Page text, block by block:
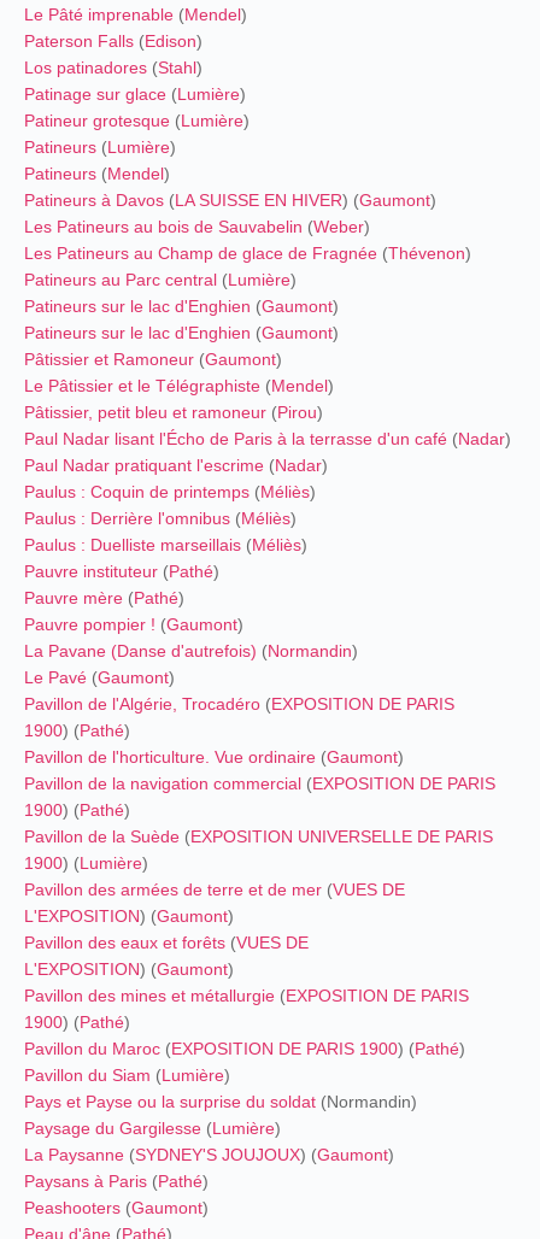
Le Pâté imprenable (Mendel)
Paterson Falls (Edison)
Los patinadores (Stahl)
Patinage sur glace (Lumière)
Patineur grotesque (Lumière)
Patineurs (Lumière)
Patineurs (Mendel)
Patineurs à Davos (LA SUISSE EN HIVER) (Gaumont)
Les Patineurs au bois de Sauvabelin (Weber)
Les Patineurs au Champ de glace de Fragnée (Thévenon)
Patineurs au Parc central (Lumière)
Patineurs sur le lac d'Enghien (Gaumont)
Patineurs sur le lac d'Enghien (Gaumont)
Pâtissier et Ramoneur (Gaumont)
Le Pâtissier et le Télégraphiste (Mendel)
Pâtissier, petit bleu et ramoneur (Pirou)
Paul Nadar lisant l'Écho de Paris à la terrasse d'un café (Nadar)
Paul Nadar pratiquant l'escrime (Nadar)
Paulus : Coquin de printemps (Méliès)
Paulus : Derrière l'omnibus (Méliès)
Paulus : Duelliste marseillais (Méliès)
Pauvre instituteur (Pathé)
Pauvre mère (Pathé)
Pauvre pompier ! (Gaumont)
La Pavane (Danse d'autrefois) (Normandin)
Le Pavé (Gaumont)
Pavillon de l'Algérie, Trocadéro (EXPOSITION DE PARIS
1900) (Pathé)
Pavillon de l'horticulture. Vue ordinaire (Gaumont)
Pavillon de la navigation commercial (EXPOSITION DE PARIS
1900) (Pathé)
Pavillon de la Suède (EXPOSITION UNIVERSELLE DE PARIS
1900) (Lumière)
Pavillon des armées de terre et de mer (VUES DE
L'EXPOSITION) (Gaumont)
Pavillon des eaux et forêts (VUES DE
L'EXPOSITION) (Gaumont)
Pavillon des mines et métallurgie (EXPOSITION DE PARIS
1900) (Pathé)
Pavillon du Maroc (EXPOSITION DE PARIS 1900) (Pathé)
Pavillon du Siam (Lumière)
Pays et Payse ou la surprise du soldat (Normandin)
Paysage du Gargilesse (Lumière)
La Paysanne (SYDNEY'S JOUJOUX) (Gaumont)
Paysans à Paris (Pathé)
Peashooters (Gaumont)
Peau d'âne (Pathé)